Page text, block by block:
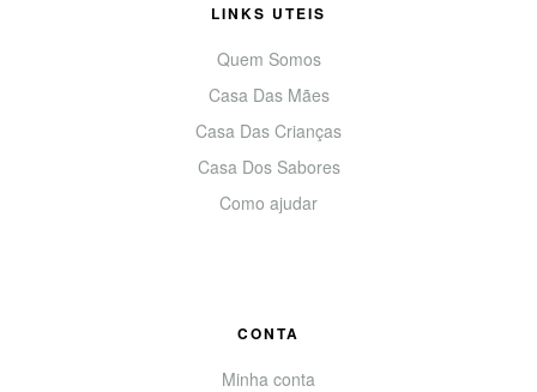
LINKS UTEIS
Quem Somos
Casa Das Mães
Casa Das Crianças
Casa Dos Sabores
Como ajudar
CONTA
Minha conta